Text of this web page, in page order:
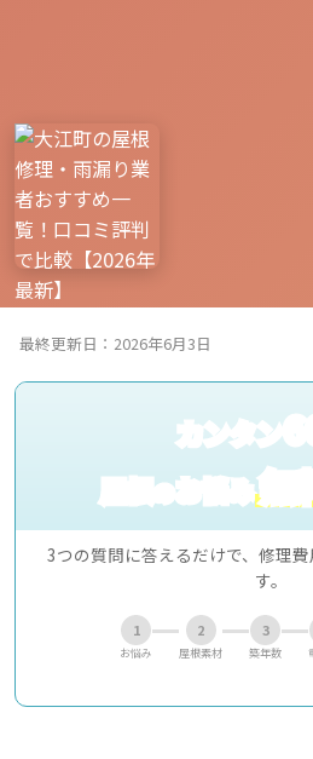
最終更新日：2026年6月3日
カンタン
屋根のお悩み無
3つの質問に答えるだけで、修理
す。
1
お悩み
2
屋根素材
3
築年数